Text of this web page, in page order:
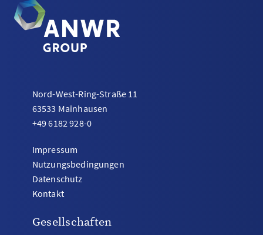
Nord-West-Ring-Straße 11
63533 Mainhausen
+49 6182 928-0
Impressum
Nutzungsbedingungen
Datenschutz
Kontakt
Gesellschaften